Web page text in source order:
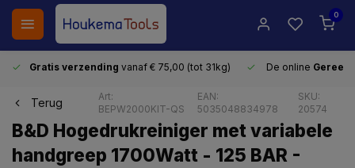
0
Gratis verzending vanaf € 75,00 (tot 31kg) De online
Terug
Art:
BEPW2000KIT-QS
EAN:
5035048834978
SKU:
20574
B&D Hogedrukreiniger met variabele
handgreep 1700Watt - 125 BAR -